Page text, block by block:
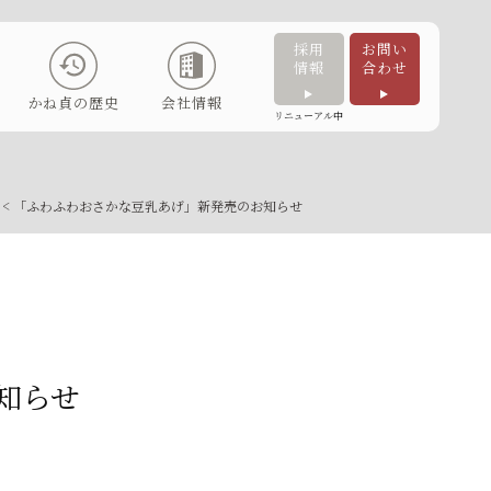
かね貞の歴史 会社情報
採用
情報
リニューアル中
お問い
合わせ
< 「ふわふわおさかな豆乳あげ」新発売のお知らせ
らせ